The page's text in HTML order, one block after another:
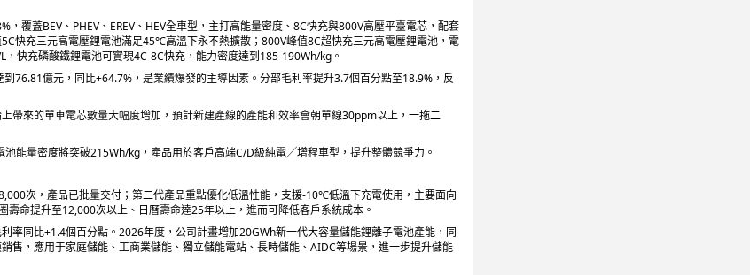
覆蓋BEV、PHEV、EREV、HEV全車型，主打高能量密度、8C快充與800V高壓平臺電芯，配套
快充三元高電壓鋰電池滿足45℃高溫下永不熱擴散；800V峰值8C超快充三元高電壓鋰電池，電
快充磷酸鐵鋰電池可實現4C-8C快充，能力密度達到185-190Wh/kg。
76.81億元，同比+64.7%，是業績爆發的主導因素。分部毛利率提升3.7個百分點至18.9%，反
帶來的單車電芯數量大幅度增加，預計新建產線的產能和效率會朝單線30ppm以上，一拖二
能量密度將突破215Wh/kg，產品用於客戶高端C/D級純電╱增程車型，提升整體競爭力。
次，產品已批量交付；第二代產品重點優化低溫性能，支援-10℃低溫下充電使用，主要面向
命提升至12,000次以上、日曆壽命達25年以上，進而可降低客戶系統成本。
率同比+1.4個百分點。2026年度，公司計畫增加20GWh新一代大容量儲能鋰離子電池產能，同
，應用于家庭儲能、工商業儲能、獨立儲能電站、長時儲能、AIDC等場景，進一步提升儲能